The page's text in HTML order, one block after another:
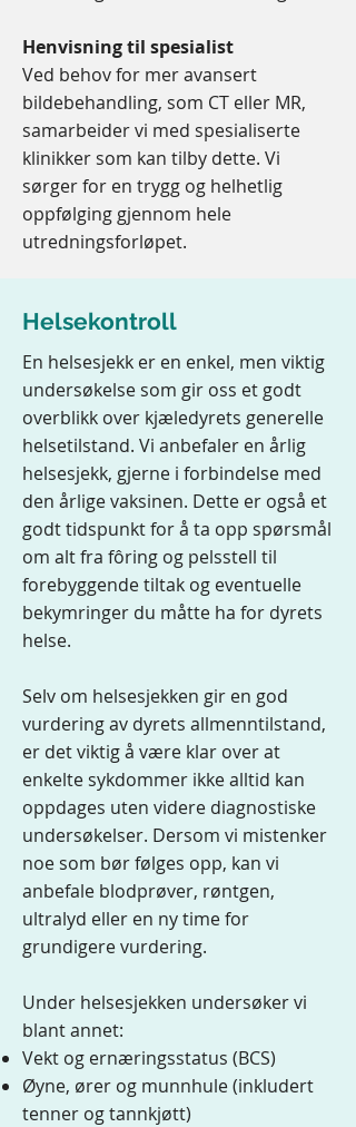
Henvisning til spesialist
Ved behov for mer avansert
bildebehandling, som CT eller MR,
samarbeider vi med spesialiserte
klinikker som kan tilby dette. Vi
sørger for en trygg og helhetlig
oppfølging gjennom hele
utredningsforløpet.
Helsekontroll
En helsesjekk er en enkel, men viktig
undersøkelse som gir oss et godt
overblikk over kjæledyrets generelle
helsetilstand. Vi anbefaler en årlig
helsesjekk, gjerne i forbindelse med
den årlige vaksinen. Dette er også et
godt tidspunkt for å ta opp spørsmål
om alt fra fôring og pelsstell til
forebyggende tiltak og eventuelle
bekymringer du måtte ha for dyrets
helse.
Selv om helsesjekken gir en god
vurdering av dyrets allmenntilstand,
er det viktig å være klar over at
enkelte sykdommer ikke alltid kan
oppdages uten videre diagnostiske
undersøkelser. Dersom vi mistenker
noe som bør følges opp, kan vi
anbefale blodprøver, røntgen,
ultralyd eller en ny time for
grundigere vurdering.
Under helsesjekken undersøker vi
blant annet:
Vekt og ernæringsstatus (BCS)
Øyne, ører og munnhule (inkludert
tenner og tannkjøtt)